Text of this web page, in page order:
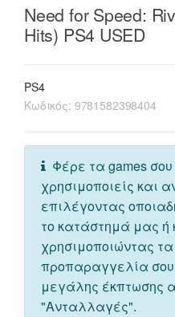
Need for Speed:
Hits) PS4 USED
PS4
Κωδικός: 9781582398404
Φέρε τα games
χρησιμοποιείς και
επιλέγοντας
το κατάστημά μας ή
χρησιμοποιώντας
προπαραγγελία
μεγάλης έκπτωσης
"Ανταλλαγές".